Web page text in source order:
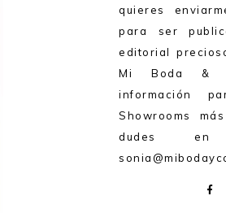
quieres
para ser
editorial
Mi Boda &
información
Showrooms
dudes en